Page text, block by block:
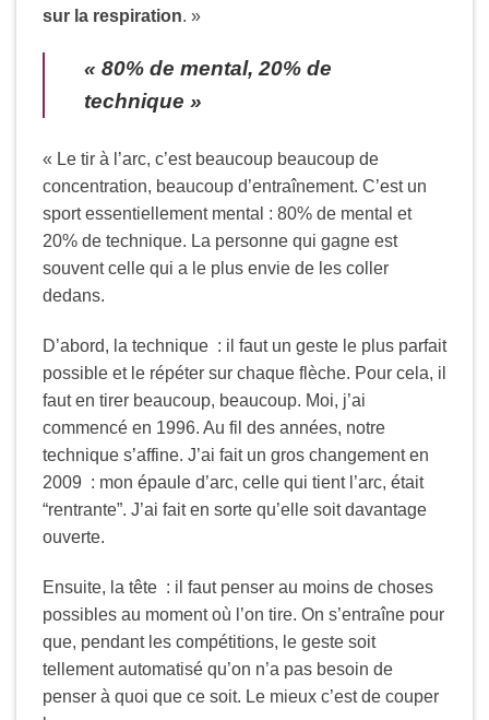
sur la respiration. »
« 80% de mental, 20% de
technique »
« Le tir à l’arc, c’est beaucoup beaucoup de
concentration, beaucoup d’entraînement. C’est un
sport essentiellement mental : 80% de mental et
20% de technique. La personne qui gagne est
souvent celle qui a le plus envie de les coller
dedans.
D’abord, la technique : il faut un geste le plus parfait
possible et le répéter sur chaque flèche. Pour cela, il
faut en tirer beaucoup, beaucoup. Moi, j’ai
commencé en 1996. Au fil des années, notre
technique s’affine. J’ai fait un gros changement en
2009 : mon épaule d’arc, celle qui tient l’arc, était
“rentrante”. J’ai fait en sorte qu’elle soit davantage
ouverte.
Ensuite, la tête : il faut penser au moins de choses
possibles au moment où l’on tire. On s’entraîne pour
que, pendant les compétitions, le geste soit
tellement automatisé qu’on n’a pas besoin de
penser à quoi que ce soit. Le mieux c’est de couper